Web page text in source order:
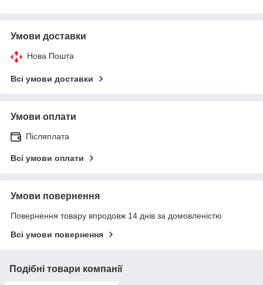
Умови доставки
Нова Пошта
Всі умови доставки
Умови оплати
Післяплата
Всі умови оплати
Умови повернення
Повернення товару впродовж 14 днів за домовленістю
Всі умови повернення
Подібні товари компанії